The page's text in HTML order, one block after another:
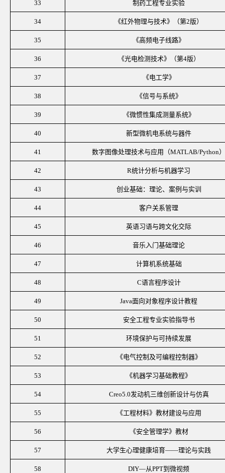
33 制药工程专业实验
34 《红外物理与技术》（第2版）
35 《高频电子线路》
36 《光电检测技术》（第4版）
37 《电工学》
38 《信号与系统》
39 《微惯性集成测量系统》
40 新型微机电系统与器件
41 数字图像处理技术与应用（MATLAB/Python）
42 R统计分析与机器学习
43 创业基础：理论、案例与实训
44 客户关系管理
45 英语习语与跨文化交际
46 音乐入门基础理论
47 计算机系统基础
48 C语言程序设计
49 Java面向对象程序设计教程
50 安全工程专业实验指导书
51 环境保护与可持续发展
52 《电气控制及可编程控制器》
53 《机器学习基础教程》
54 Creo5.0发动机三维创新设计与仿真
55 《工程材料》教材建设与应用
56 《安全管理学》教材
57 大学生心理健康培育——理论与实践
58 DIY—从PPT到微视频